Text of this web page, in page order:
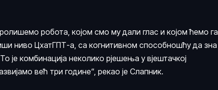
робота, којом смо му дали глас и којом ћемо га
ниво ЦхатГПТ-а, са когнитивном способношћу да зна
је комбинација неколико рјешења у вјештачкој
већ три године“, рекао је Слапник.